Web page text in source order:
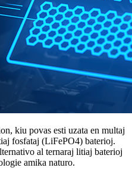
kiu povas esti uzata en multaj
fosfataj (LiFePO4) baterioj.
al ternaraj litiaj baterioj
amika naturo.